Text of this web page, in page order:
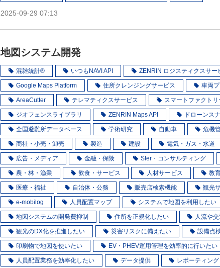
2025-09-29 07:13
地図システム開発
混雑統計® いつもNAVI API ZENRIN ロジスティクスサー
Google Maps Platform 住所クレンジングサービス 車両
AreaCutter テレマティクスサービス スマートファクトリ
ジオフェンスライブラリ ZENRIN Maps API ドローンス
全国避難所データベース 学術研究 自動車 危機
商社・小売・卸売 製造 建設 電気・ガス・水道
広告・メディア 金融・保険 SIer・コンサルティング
農・林・漁業 飲食・サービス 人材サービス 教
医療・福祉 自治体・公務 販売店検索機能 観光
e-mobilog 人員配置マップ システムで地図を利用したい
地図システムの開発費抑制 住所を正規化したい 人流や
観光のDX化を推進したい 災害リスクに備えたい 設備点
印刷物で地図を使いたい EV・PHEV運用管理を効率的に行いたい
人員配置業務を効率化したい データ提供 レポーティング